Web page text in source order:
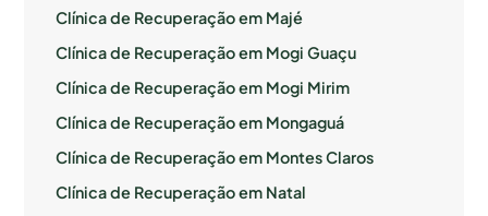
Clínica de Recuperação em Majé
Clínica de Recuperação em Mogi Guaçu
Clínica de Recuperação em Mogi Mirim
Clínica de Recuperação em Mongaguá
Clínica de Recuperação em Montes Claros
Clínica de Recuperação em Natal